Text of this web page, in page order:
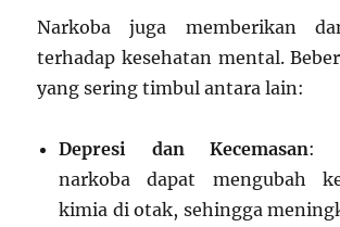
Narkoba juga memberikan
terhadap kesehatan mental.
yang sering timbul antara lain:
Depresi dan Kecemasan:
narkoba dapat mengubah
kimia di otak, sehingga